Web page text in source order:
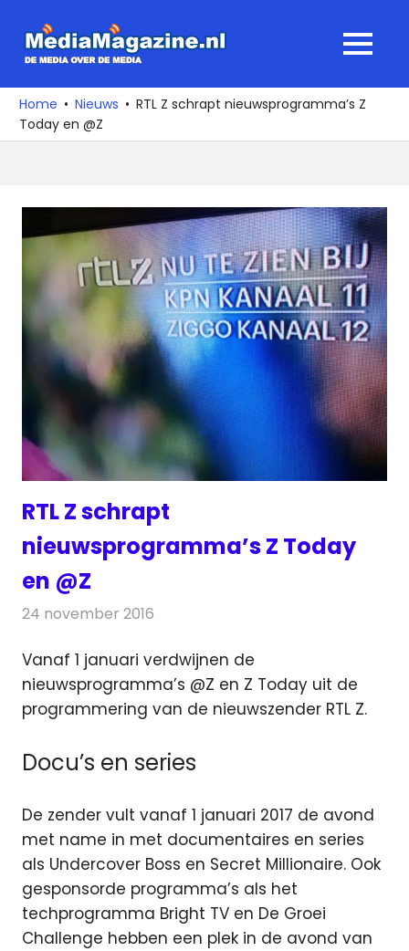
naar
media
over
de
MENU
Home Nieuws
RTL Z schrapt nieuwsprogramma’s Z
Today en @Z
RTL Z schrapt
nieuwsprogramma’s Z Today
en @Z
24 november 2016
Vanaf 1 januari verdwijnen de
nieuwsprogramma’s @Z en Z Today uit de
programmering van de nieuwszender RTL Z.
Docu’s en series
De zender vult vanaf 1 januari 2017 de avond
met name in met documentaires en series
als Undercover Boss en Secret Millionaire. Ook
gesponsorde programma’s als het
techprogramma Bright TV en De Groei
Challenge hebben een plek in de avond van